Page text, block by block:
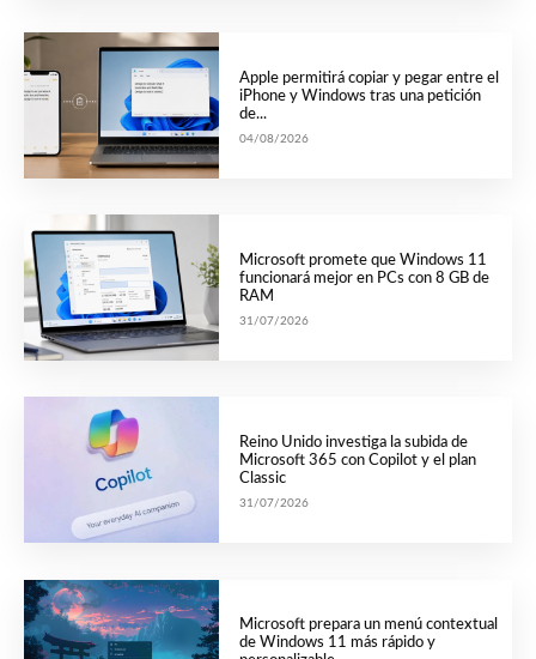
Apple permitirá copiar y pegar entre el
iPhone y Windows tras una petición
de...
04/08/2026
Microsoft promete que Windows 11
funcionará mejor en PCs con 8 GB de
RAM
31/07/2026
Reino Unido investiga la subida de
Microsoft 365 con Copilot y el plan
Classic
31/07/2026
Microsoft prepara un menú contextual
de Windows 11 más rápido y